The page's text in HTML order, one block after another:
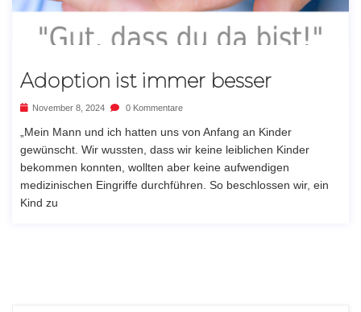
Adoption ist immer besser
November 8, 2024 0 Kommentare
„Mein Mann und ich hatten uns von Anfang an Kinder
gewünscht. Wir wussten, dass wir keine leiblichen Kinder
bekommen konnten, wollten aber keine aufwendigen
medizinischen Eingriffe durchführen. So beschlossen wir, ein
Kind zu